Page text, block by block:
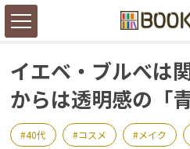
イエベ・ブルべ
からは透明感の「
40代 コスメ メイク